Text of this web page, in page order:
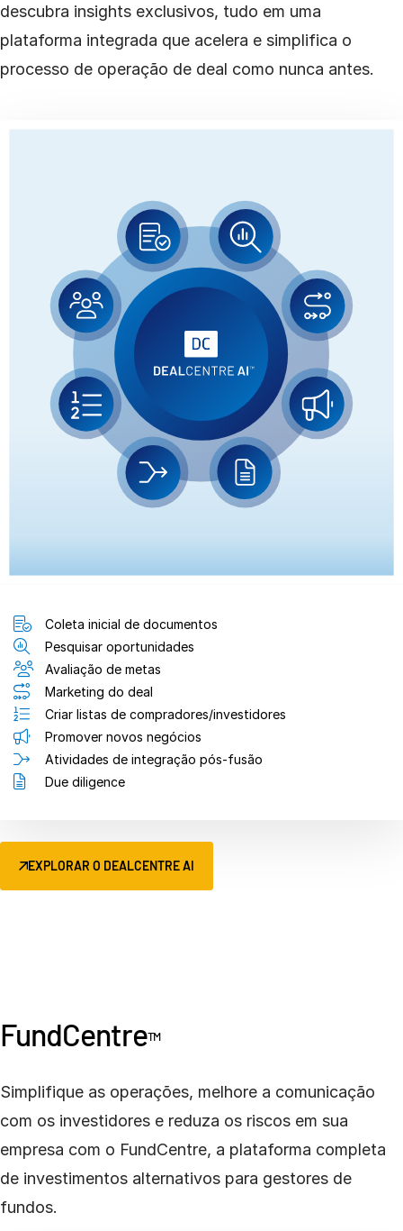
descubra insights exclusivos, tudo em uma
plataforma integrada que acelera e simplifica o
processo de operação de deal como nunca antes.
Coleta inicial de documentos
Pesquisar oportunidades
Avaliação de metas
Marketing do deal
Criar listas de compradores/investidores
Promover novos negócios
Atividades de integração pós-fusão
Due diligence
EXPLORAR O DEALCENTRE AI
FundCentreTM
Simplifique as operações, melhore a comunicação
com os investidores e reduza os riscos em sua
empresa com o FundCentre, a plataforma completa
de investimentos alternativos para gestores de
fundos.